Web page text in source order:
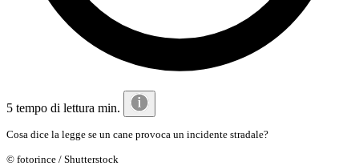
5 tempo di lettura min.
Cosa dice la legge se un cane provoca un incidente stradale?
© fotorince / Shutterstock